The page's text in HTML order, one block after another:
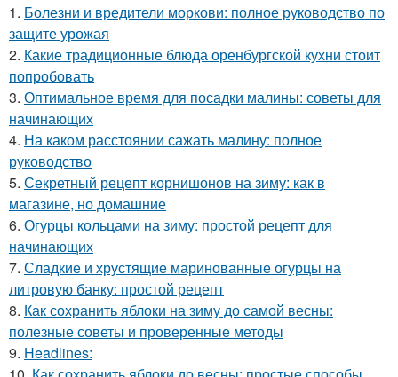
1. Болезни и вредители моркови: полное руководство по
защите урожая
2. Какие традиционные блюда оренбургской кухни стоит
попробовать
3. Оптимальное время для посадки малины: советы для
начинающих
4. На каком расстоянии сажать малину: полное
руководство
5. Секретный рецепт корнишонов на зиму: как в
магазине, но домашние
6. Огурцы кольцами на зиму: простой рецепт для
начинающих
7. Сладкие и хрустящие маринованные огурцы на
литровую банку: простой рецепт
8. Как сохранить яблоки на зиму до самой весны:
полезные советы и проверенные методы
9. Headlines: